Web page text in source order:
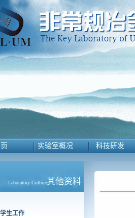
实验室概况 科技研发
Laboratory Culture其他资料
学生工作